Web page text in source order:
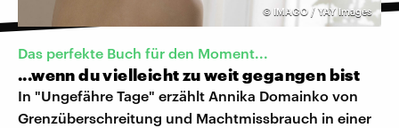
© IMAGO / YAY Images
Das perfekte Buch für den Moment...
...wenn du vielleicht zu weit gegangen bist
In "Ungefähre Tage" erzählt Annika Domainko von
Grenzüberschreitung und Machtmissbrauch in einer